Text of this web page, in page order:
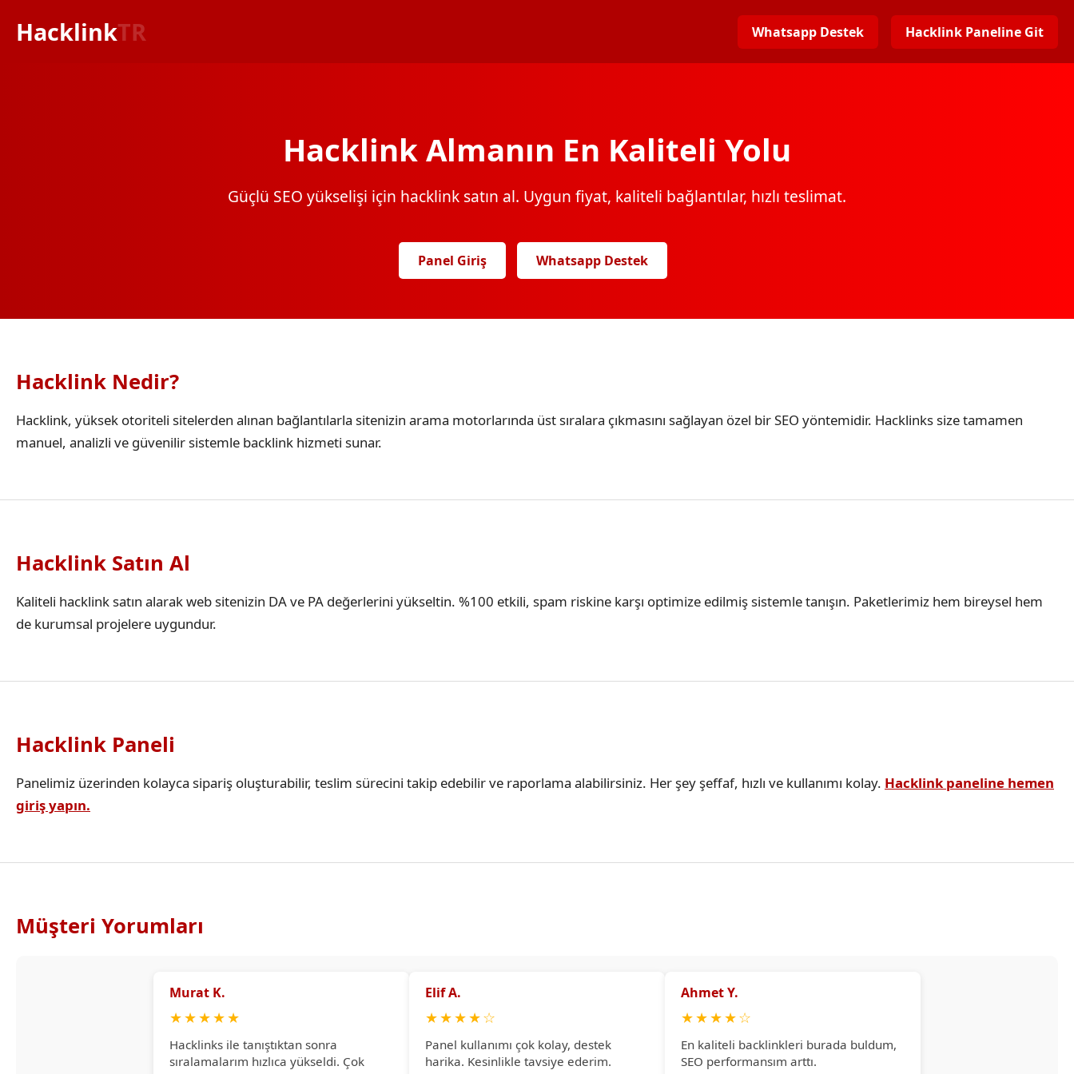
HacklinkTR Whatsapp Destek Hacklink Paneline Git
Hacklink Almanın En Kaliteli Yolu
Güçlü SEO yükselişi için hacklink satın al. Uygun fiyat, kaliteli bağlantılar, hızlı teslimat.
Panel Giriş Whatsapp Destek
Hacklink Nedir?
Hacklink, yüksek otoriteli sitelerden alınan bağlantılarla sitenizin arama motorlarında üst sıralara çıkmasını sağlayan özel bir SEO yöntemidir. Hacklinks size tamamen
manuel, analizli ve güvenilir sistemle backlink hizmeti sunar.
Hacklink Satın Al
Kaliteli hacklink satın alarak web sitenizin DA ve PA değerlerini yükseltin. %100 etkili, spam riskine karşı optimize edilmiş sistemle tanışın. Paketlerimiz hem bireysel hem
de kurumsal projelere uygundur.
Hacklink Paneli
Panelimiz üzerinden kolayca sipariş oluşturabilir, teslim sürecini takip edebilir ve raporlama alabilirsiniz. Her şey şeffaf, hızlı ve kullanımı kolay. Hacklink paneline hemen
giriş yapın.
Müşteri Yorumları
Murat K.
★★★★★
Hacklinks ile tanıştıktan sonra
sıralamalarım hızlıca yükseldi. Çok
Elif A.
★★★★☆
Panel kullanımı çok kolay, destek
harika. Kesinlikle tavsiye ederim.
Ahmet Y.
★★★★☆
En kaliteli backlinkleri burada buldum,
SEO performansım arttı.